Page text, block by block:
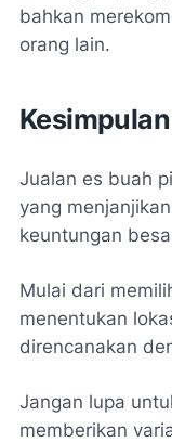
bahkan
orang lain.
Kesimpulan
Jualan es buah
yang
keuntungan
Mulai dari
menentukan
direncanakan
Jangan lupa
memberikan